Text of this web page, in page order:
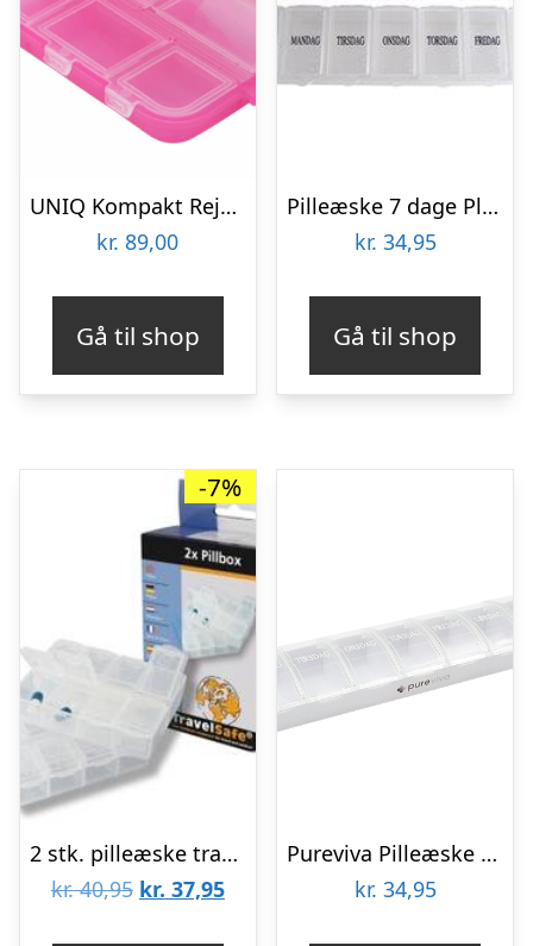
UNIQ Kompakt Rejse Pilleæske M. 10 Rum Pink (1 stk)
kr. 89,00
Gå til shop
Pilleæske 7 dage Plast – 1 stk
kr. 34,95
Gå til shop
-7%
2 stk. pilleæske travelsafe
kr.40,95 Den
kr. 37,95Den
Pureviva Pilleæske (1 stk)
kr. 34,95